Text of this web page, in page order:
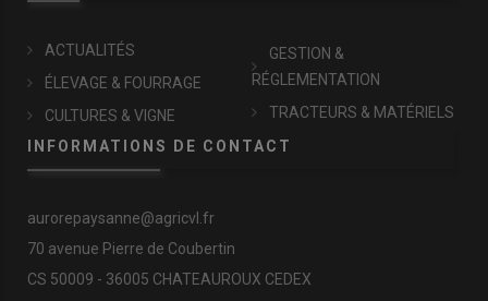
ACTUALITÉS
ÉLEVAGE & FOURRAGE
CULTURES & VIGNE
GESTION &
RÉGLEMENTATION
TRACTEURS & MATÉRIELS
INFORMATIONS DE CONTACT
aurorepaysanne@agricvl.fr
70 avenue Pierre de Coubertin
CS 50009 - 36005 CHATEAUROUX CEDEX